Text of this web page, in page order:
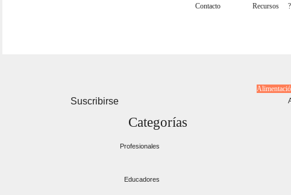
Recursos
Contacto
Suscribirse
Categorías
Profesionales
Educadores